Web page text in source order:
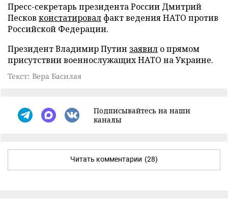
Пресс-секретарь президента России Дмитрий
Песков констатировал факт ведения НАТО против
Российской Федерации.
Президент Владимир Путин заявил о прямом
присутствии военнослужащих НАТО на Украине.
Текст: Вера Басилая
Подписывайтесь на наши
каналы
Читать комментарии (28)